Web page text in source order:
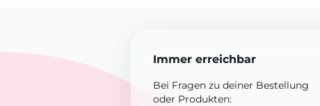
Immer erreichbar
Bei Fragen zu deiner Bestellung
oder Produkten: